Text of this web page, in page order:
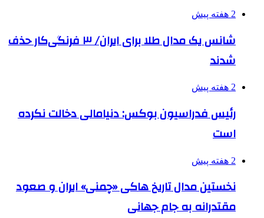
2 هفته پیش
شانس یک مدال طلا برای ایران/ ۳ فرنگی‌کار حذف
شدند
2 هفته پیش
رئیس فدراسیون بوکس: دنیامالی دخالت نکرده
است
2 هفته پیش
نخستین مدال تاریخ هاکی «چمنی» ایران و صعود
مقتدرانه به جام جهانی